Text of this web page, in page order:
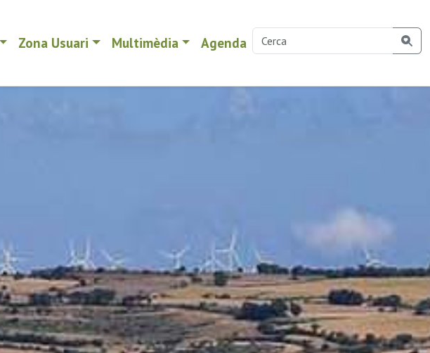
Zona Usuari Multimèdia Agenda